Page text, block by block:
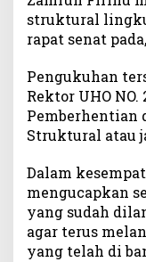
struktural
rapat senat
Pengukuhan
Rektor UHO
Pemberhentian
Struktural atau
Dalam
mengucapkan
yang sudah
agar terus
yang telah di